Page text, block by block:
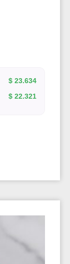
$ 23.634
$ 22.321